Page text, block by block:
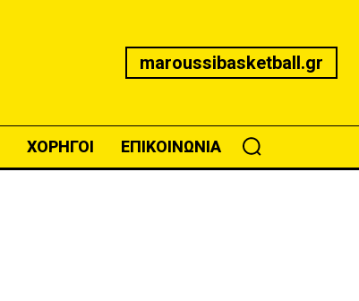
maroussibasketball.gr
ΧΟΡΗΓΟΙ ΕΠΙΚΟΙΝΩΝΙΑ